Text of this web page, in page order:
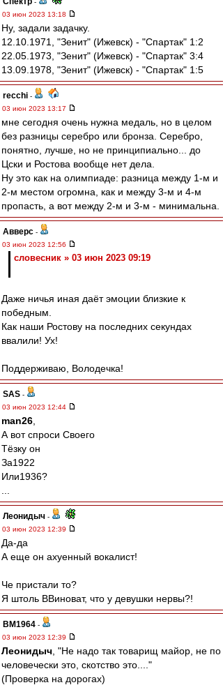
-
03 июн 2023 13:18
Ну, задали задачку.
12.10.1971, "Зенит" (Ижевск) - "Спартак" 1:2
22.05.1973, "Зенит" (Ижевск) - "Спартак" 3:4
13.09.1978, "Зенит" (Ижевск) - "Спартак" 1:5
recchi -
03 июн 2023 13:17
мне сегодня очень нужна медаль, но в целом
без разницы серебро или бронза. Серебро,
понятно, лучше, но не принципиально... до
Цски и Ростова вообще нет дела.
Ну это как на олимпиаде: разница между 1-м и
2-м местом огромна, как и между 3-м и 4-м
пропасть, а вот между 2-м и 3-м - минимальна.
Авверс -
03 июн 2023 12:56
словесник » 03 июн 2023 09:19
Даже ничья иная даёт эмоции близкие к
победным.
Как наши Ростову на последних секундах
ввалили! Ух!
Поддерживаю, Володечка!
SAS -
03 июн 2023 12:44
man26
А вот спроси Своего
Тёзку он
За1922
Или1936?
Леонидыч -
03 июн 2023 12:39
Да-да
А еще он ахуенный вокалист!
Че пристали то?
Я штоль ВВиноват, что у девушки нервы?!
BM1964 -
03 июн 2023 12:39
Леонидыч , "Не надо так товарищ майор, не по
человечески это, скотство это...."
(Проверка на дорогах)